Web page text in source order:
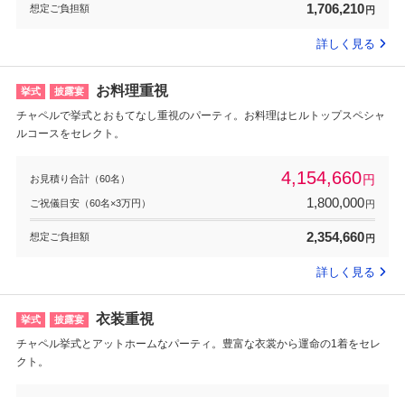
想定ご負担額 1,706,210 円
詳しく見る
挙式 披露宴 お料理重視
チャペルで挙式とおもてなし重視のパーティ。お料理はヒルトップスペシャ
ルコースをセレクト。
お見積り合計（60名） 4,154,660円
ご祝儀目安（60名×3万円） 1,800,000円
想定ご負担額 2,354,660 円
詳しく見る
挙式 披露宴 衣装重視
チャペル挙式とアットホームなパーティ。豊富な衣裳から運命の1着をセレ
クト。